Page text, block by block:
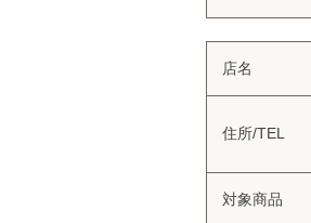
店名
住所/TEL
対象商品